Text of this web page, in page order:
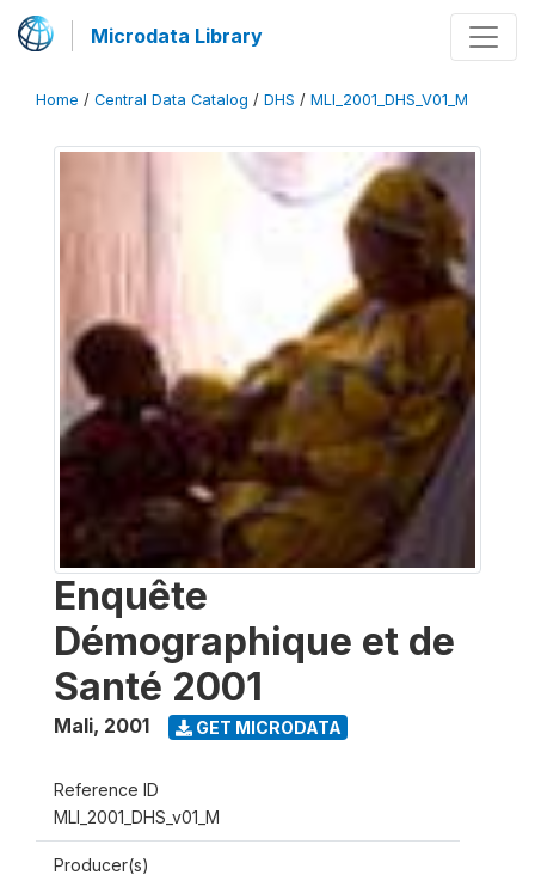
Microdata Library
Home / Central Data Catalog / DHS / MLI_2001_DHS_V01_M
Enquête
Démographique et de
Santé 2001
Mali, 2001 GET MICRODATA
Reference ID
MLI_2001_DHS_v01_M
Producer(s)